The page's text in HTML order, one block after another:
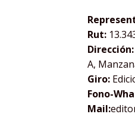
Rut:
Dirección:
A,
Giro:
Fono-
Mail: